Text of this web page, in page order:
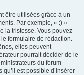
être utilisées grâce à un
Par exemple, « :) »
la tristesse. Vous pouvez
formulaire de rédaction.
elles peuvent
pourrait décider de le
du forum
est possible d’insérer